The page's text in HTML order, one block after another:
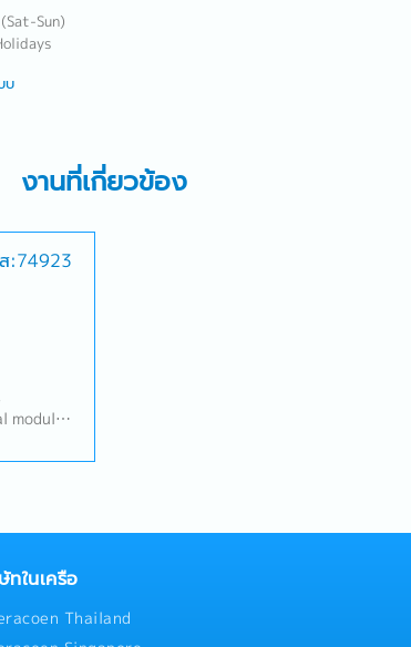
Sun)
บ
งานที่เกี่ยวข้อง
:74923
modules
into
and
ทในเครือ
Thailand